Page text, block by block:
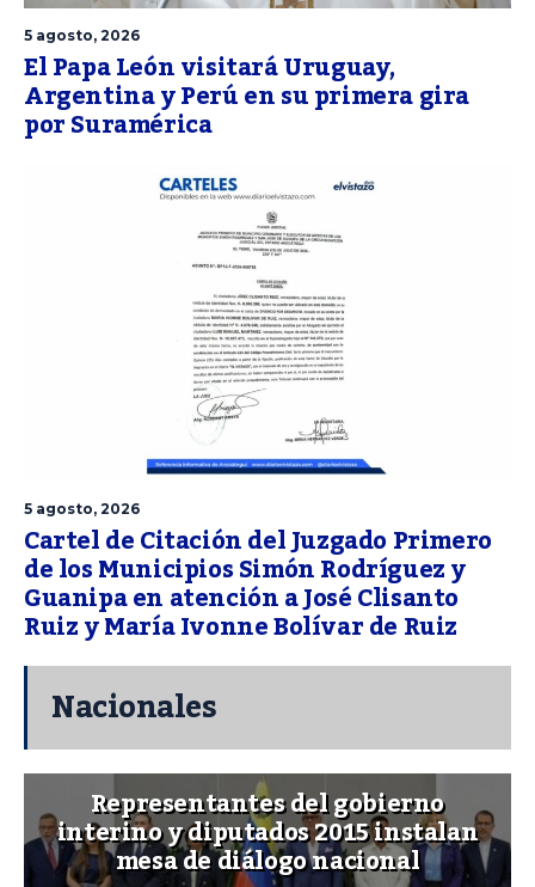
5 agosto, 2026
El Papa León visitará Uruguay,
Argentina y Perú en su primera gira
por Suramérica
5 agosto, 2026
Cartel de Citación del Juzgado Primero
de los Municipios Simón Rodríguez y
Guanipa en atención a José Clisanto
Ruiz y María Ivonne Bolívar de Ruiz
Nacionales
Representantes del gobierno
interino y diputados 2015 instalan
mesa de diálogo nacional